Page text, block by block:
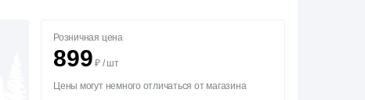
Розничная цена
899 ₽ / шт
Цены могут немного отличаться от магазина